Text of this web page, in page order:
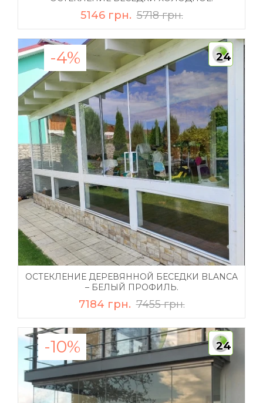
5146 грн. 5718 грн.
-4% 24
ОСТЕКЛЕНИЕ ДЕРЕВЯННОЙ БЕСЕДКИ BLANCA
– БЕЛЫЙ ПРОФИЛЬ.
7184 грн. 7455 грн.
-10% 24